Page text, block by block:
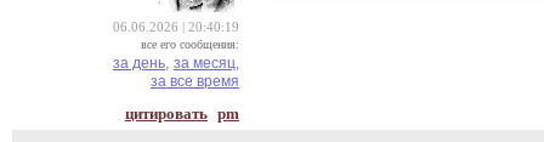
06.06.2026 | 20:40:19
все его сообщения:
за день, за месяц,
за все время
цитировать pm